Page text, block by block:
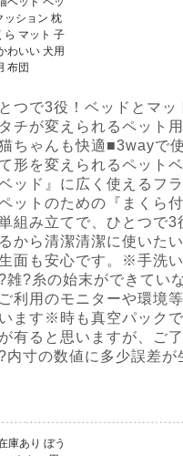
つで3役！ベッドとマ
チが変えられるペット
ちゃんも快適■3wayで
形を変えられるペット
ベッド』に広く使えるフ
ットのための『まくら
組み立てで、ひとつで
から清潔清潔に使いた
面も安心です。※手洗
雑?糸の始末ができてい
利用のモニターや環境
ます※時も真空パック
有ると思いますが、ご
内寸の数値に多少誤差